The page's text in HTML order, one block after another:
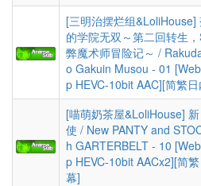
[三明治摆烂组&LoliHouse]
的学院无双～第二回转生
弊魔术师冒险记～ /
o Gakuin Musou - 01
p HEVC-10bit AAC][简繁
[喵萌奶茶屋&LoliHouse]
使 / New PANTY and
h GARTERBELT - 10
p HEVC-10bit AACx2][简
幕]